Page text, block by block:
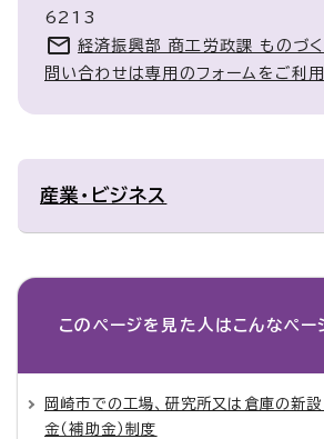
6213
経済振興部 商工労政課 ものづ
問い合わせは専用のフォームをご利
産業・ビジネス
このページを見た人は こんなペー
岡崎市での工場、研究所又は倉庫の新
金（補助金）制度